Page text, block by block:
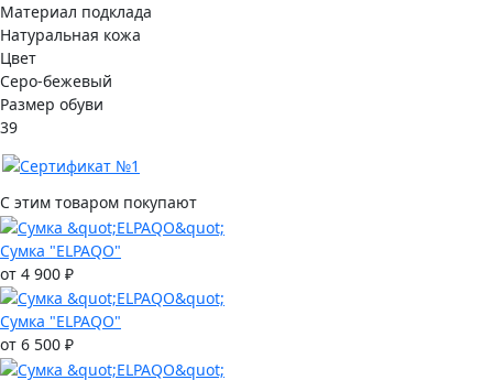
Материал подклада
Натуральная кожа
Цвет
Серо-бежевый
Размер обуви
39
С этим товаром покупают
Сумка "ELPAQO"
от 4 900 ₽
Сумка "ELPAQO"
от 6 500 ₽